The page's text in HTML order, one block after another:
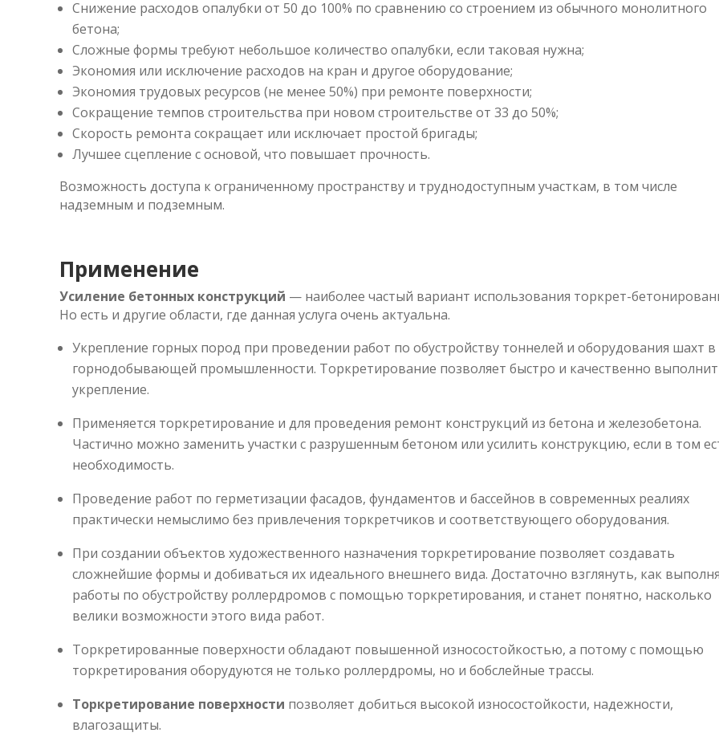
Снижение расходов опалубки от 50 до 100% по сравнению со строением из обычного монолитного
бетона;
Сложные формы требуют небольшое количество опалубки, если таковая нужна;
Экономия или исключение расходов на кран и другое оборудование;
Экономия трудовых ресурсов (не менее 50%) при ремонте поверхности;
Сокращение темпов строительства при новом строительстве от 33 до 50%;
Скорость ремонта сокращает или исключает простой бригады;
Лучшее сцепление с основой, что повышает прочность.
Возможность доступа к ограниченному пространству и труднодоступным участкам, в том числе
надземным и подземным.
Применение
Усиление бетонных конструкций — наиболее частый вариант использования торкрет-
Но есть и другие области, где данная услуга очень актуальна.
Укрепление горных пород при проведении работ по обустройству тоннелей и оборудования шахт в
горнодобывающей промышленности. Торкретирование позволяет быстро и качественно
укрепление.
Применяется торкретирование и для проведения ремонт конструкций из бетона и железобетона.
Частично можно заменить участки с разрушенным бетоном или усилить конструкцию, если в том
необходимость.
Проведение работ по герметизации фасадов, фундаментов и бассейнов в современных реалиях
практически немыслимо без привлечения торкретчиков и соответствующего оборудования.
При создании объектов художественного назначения торкретирование позволяет создавать
сложнейшие формы и добиваться их идеального внешнего вида. Достаточно взглянуть, как
работы по обустройству роллердромов с помощью торкретирования, и станет понятно, насколько
велики возможности этого вида работ.
Торкретированные поверхности обладают повышенной износостойкостью, а потому с помощью
торкретирования оборудуются не только роллердромы, но и бобслейные трассы.
Торкретирование поверхности позволяет добиться высокой износостойкости, надежности,
влагозащиты.